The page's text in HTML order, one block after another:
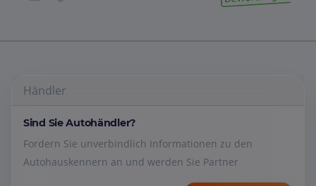
Händler
Sind Sie Autohändler?
Fordern Sie unverbindlich Informationen zu den
Autohauskennern an und werden Sie Partner